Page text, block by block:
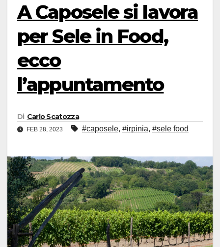
A Caposele si lavora
per Sele in Food,
ecco
l’appuntamento
Di Carlo Scatozza
FEB 28, 2023 #caposele, #irpinia, #sele food